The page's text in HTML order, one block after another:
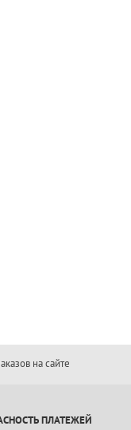
на сайте
ПЛАТЕЖЕЙ